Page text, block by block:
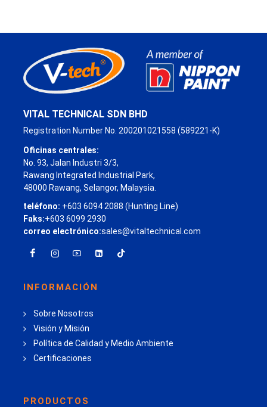
VITAL TECHNICAL SDN BHD
Registration Number No. 200201021558 (589221-K)
Oficinas centrales:
No. 93, Jalan Industri 3/3,
Rawang Integrated Industrial Park,
48000 Rawang, Selangor, Malaysia.
teléfono: +603 6094 2088 (Hunting Line)
Faks:+603 6099 2930
correo electrónico:sales@vitaltechnical.com
INFORMACIÓN
Sobre Nosotros
Visión y Misión
Política de Calidad y Medio Ambiente
Certificaciones
PRODUCTOS